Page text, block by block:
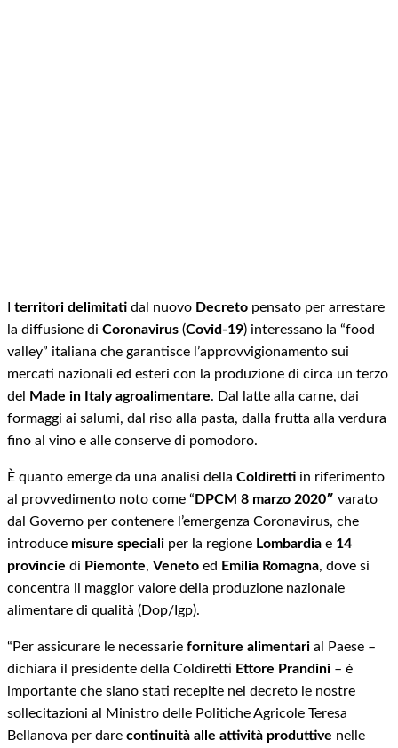
territori delimitati dal nuovo Decreto pensato per arrestare
la diffusione di Coronavirus (Covid-19) interessano la “food
valley” italiana che garantisce l’approvvigionamento sui
mercati nazionali ed esteri con la produzione di circa un terzo
del
Made in Italy agroalimentare. Dal latte alla carne, dai
formaggi ai salumi, dal riso alla pasta, dalla frutta alla verdura
fino al vino e alle conserve di pomodoro.
È quanto emerge da una analisi della Coldiretti in riferimento
al provvedimento noto come “ DPCM 8 marzo 2020″ varato
dal Governo per contenere l’emergenza Coronavirus, che
introduce misure speciali per la regione Lombardia e 14
provincie di Piemonte, Veneto ed Emilia Romagna, dove si
concentra il maggior valore della produzione nazionale
alimentare di qualità (Dop/Igp).
“Per assicurare le necessarie forniture alimentari al Paese –
dichiara il presidente della Coldiretti Ettore Prandini – è
importante che siano stati recepite nel decreto le nostre
sollecitazioni al Ministro delle Politiche Agricole Teresa
Bellanova per dare continuità alle attività produttive nelle